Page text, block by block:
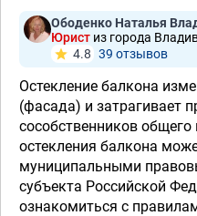
Ободенко Наталья
Юрист из города
4.8 39 отзывов
Остекление балкона
(фасада) и затрагивает
сособственников
остекления балкона
муниципальными
субъекта Российской
ознакомиться с